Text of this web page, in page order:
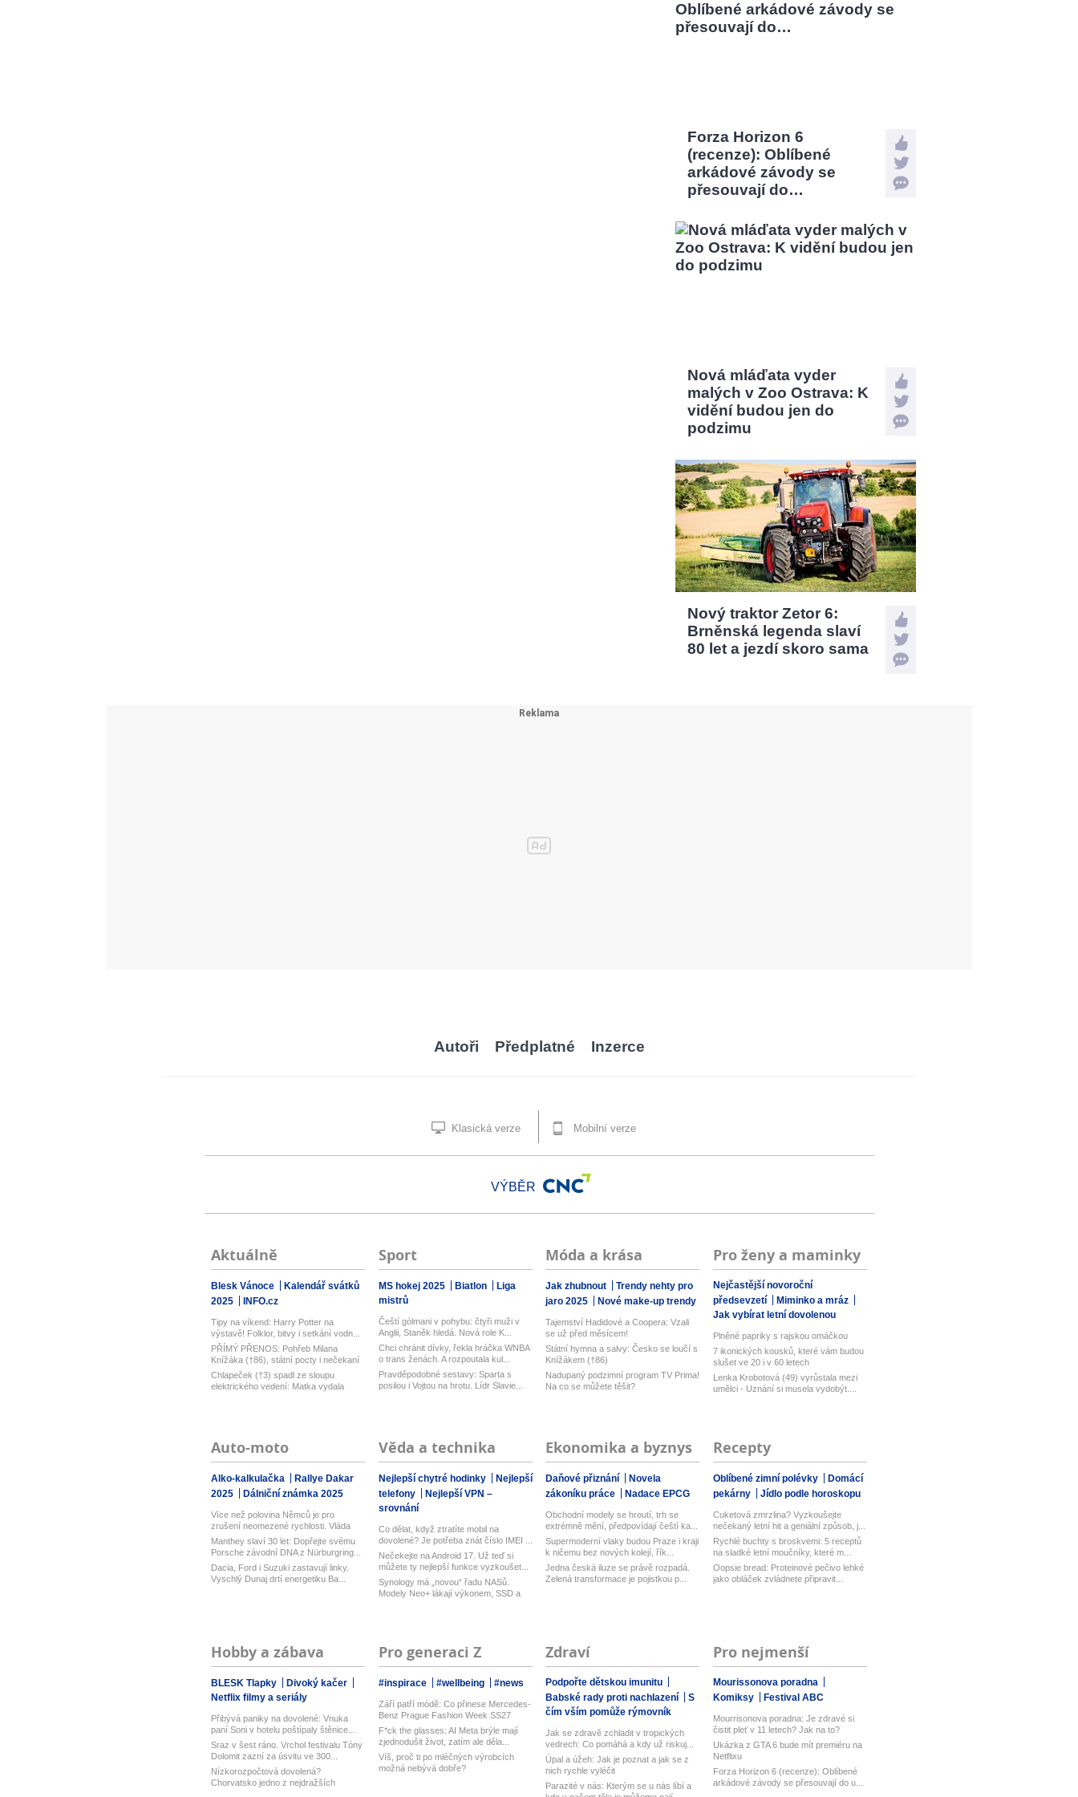
Forza Horizon 6
(recenze): Oblíbené
arkádové závody se
přesouvají do…
Nová mláďata vyder
malých v Zoo Ostrava: K
vidění budou jen do
podzimu
Nový traktor Zetor 6:
Brněnská legenda slaví
80 let a jezdí skoro sama
Autoři Předplatné Inzerce
Klasická verze Mobilní verze
VÝBĚR
Aktuálně
Blesk Vánoce
Kalendář svátků
2025
INFO.cz
Tipy na víkend: Harry Potter na
výstavě! Folklor, bitvy i setkání vodn...
PŘÍMÝ PŘENOS: Pohřeb Milana
Knížáka (†86), státní pocty i nečekaní
řeč...
Chlapeček (†3) spadl ze sloupu
elektrického vedení: Matka vydala
Sport
MS hokej 2025 Biatlon
Liga
mistrů
Čeští gólmani v pohybu: čtyři muži v
Anglii, Staněk hledá. Nová role K...
Chci chránit dívky, řekla hráčka WNBA
o trans ženách. A rozpoutala kul...
Pravděpodobné sestavy: Sparta s
posilou i Vojtou na hrotu. Lídr Slavie...
Móda a krása
Jak zhubnout
Trendy nehty pro
jaro 2025
Nové make-up trendy
Tajemství Hadidové a Coopera: Vzali
se už před měsícem!
Státní hymna a salvy: Česko se loučí s
Knížákem (†86)
Nadupaný podzimní program TV Prima!
Na co se můžete těšit?
Pro ženy a maminky
Nejčastější novoroční
předsevzetí
Miminko a mráz
Jak vybírat letní dovolenou
Plněné papriky s rajskou omáčkou
7 ikonických kousků, které vám budou
slušet ve 20 i v 60 letech
Lenka Krobotová (49) vyrůstala mezi
umělci - Uznání si musela vydobýt....
Auto-moto
Alko-kalkulačka
Rallye Dakar
2025
Dálniční známka 2025
Více než polovina Němců je pro
zrušení neomezené rychlosti. Vláda
řekl...
Manthey slaví 30 let: Dopřejte svému
Porsche závodní DNA z Nürburgring...
Dacia, Ford i Suzuki zastavují linky.
Vyschlý Dunaj drtí energetiku Ba...
Věda a technika
Nejlepší chytré hodinky
Nejlepší
telefony
Nejlepší VPN –
srovnání
Co dělat, když ztratíte mobil na
dovolené? Je potřeba znát číslo IMEI ...
Nečekejte na Android 17. Už teď si
můžete ty nejlepší funkce vyzkoušet...
Synology má „novou“ řadu NASů.
Modely Neo+ lákají výkonem, SSD a
Ekonomika a byznys
Daňové přiznání
Novela
zákoníku práce
Nadace EPCG
Obchodní modely se hroutí, trh se
extrémně mění, předpovídají čeští ka...
Supermoderní vlaky budou Praze i kraji
k ničemu bez nových kolejí, řík...
Jedna česká iluze se právě rozpadá.
Zelená transformace je pojistkou p...
Recepty
Oblíbené zimní polévky
Domácí
pekárny
Jídlo podle horoskopu
Cuketová zmrzlina? Vyzkoušejte
nečekaný letní hit a geniální způsob, j...
Rychlé buchty s broskvemi: 5 receptů
na sladké letní moučníky, které m...
Oopsie bread: Proteinové pečivo lehké
jako obláček zvládnete připravit...
Hobby a zábava
BLESK Tlapky
Divoký kačer
Netflix filmy a seriály
Přibývá paniky na dovolené: Vnuka
paní Soni v hotelu poštípaly štěnice...
Sraz v šest ráno. Vrchol festivalu Tóny
Dolomit zazní za úsvitu ve 300...
Nízkorozpočtová dovolená?
Chorvatsko jedno z nejdražších
Pro generaci Z
#inspirace #wellbeing #news
Září patří módě: Co přinese Mercedes-
Benz Prague Fashion Week SS27
F*ck the glasses: AI Meta brýle mají
zjednodušit život, zatím ale děla...
Víš, proč ti po mléčných výrobcích
možná nebývá dobře?
Zdraví
Podpořte dětskou imunitu
Babské rady proti nachlazení
S
čím vším pomůže rýmovník
Jak se zdravě zchladit v tropických
vedrech: Co pomáhá a kdy už riskuj...
Úpal a úžeh: Jak je poznat a jak se z
nich rychle vyléčit
Parazité v nás: Kterým se u nás líbí a
Pro nejmenší
Mourissonova poradna
Komiksy
Festival ABC
Mourrisonova poradna: Je zdravé si
čistit pleť v 11 letech? Jak na to?
Ukázka z GTA 6 bude mít premiéru na
Netflixu
Forza Horizon 6 (recenze): Oblíbené
arkádové závody se přesouvají do u...